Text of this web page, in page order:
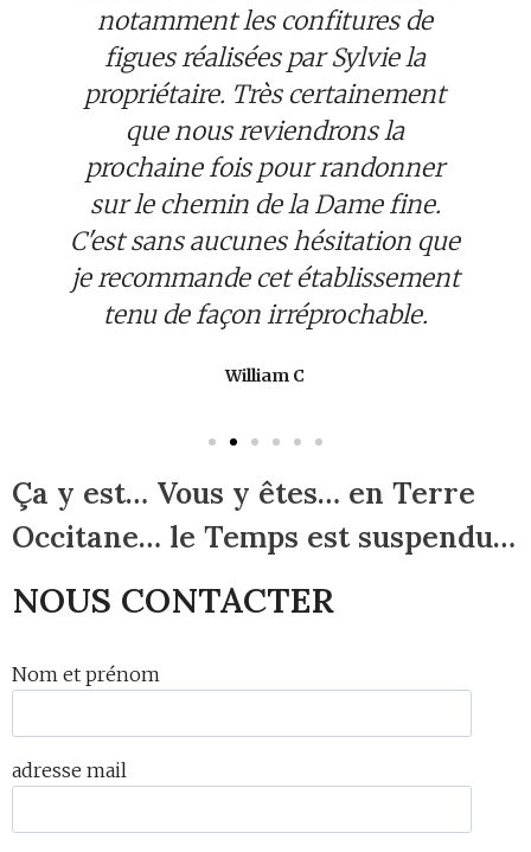
notamment les confitures de
figues réalisées par Sylvie la
propriétaire. Très certainement
que nous reviendrons la
prochaine fois pour randonner
sur le chemin de la Dame fine.
C'est sans aucunes hésitation que
je recommande cet établissement
tenu de façon irréprochable.
William C
Ça y est… Vous y êtes… en Terre
Occitane… le Temps est suspendu…
NOUS CONTACTER
Nom et prénom
adresse mail